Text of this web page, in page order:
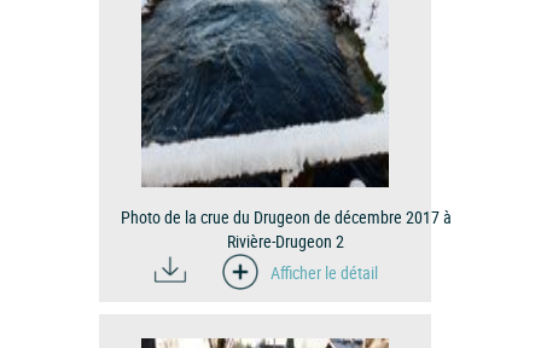
Photo de la crue du Drugeon de décembre 2017 à
Rivière-Drugeon 2
Afficher le détail